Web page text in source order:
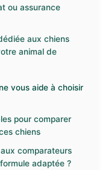
ou assurance
aux chiens
animal de
vous aide à choisir
pour comparer
chiens
comparateurs
adaptée ?